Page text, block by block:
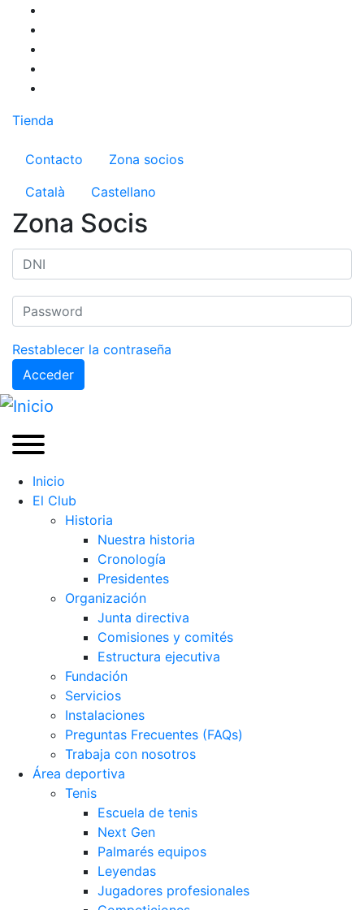
Pasar
contenido
principal
Tienda
Menú del compte d'usuari
Contacto
Zona socios
Català
Castellano
Zona Socis
Restablecer la contraseña
Acceder
Inicio
El Club
Historia
Nuestra historia
Cronología
Presidentes
Organización
Junta directiva
Comisiones y comités
Estructura ejecutiva
Fundación
Servicios
Instalaciones
Preguntas Frecuentes (FAQs)
Trabaja con nosotros
Área deportiva
Tenis
Escuela de tenis
Next Gen
Palmarés equipos
Leyendas
Jugadores profesionales